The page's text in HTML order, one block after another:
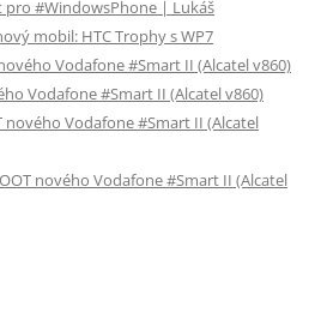
#WindowsPhone | Lukáš
mobil: HTC Trophy s WP7
Vodafone #Smart II (Alcatel v860)
Vodafone #Smart II (Alcatel v860)
nového Vodafone #Smart II (Alcatel
nového Vodafone #Smart II (Alcatel